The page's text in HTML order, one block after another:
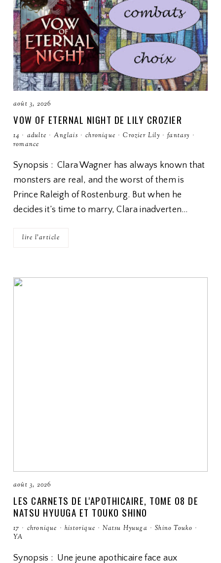
août 3, 2026
VOW OF ETERNAL NIGHT DE LILY CROZIER
14 · adulte · Anglais · chronique · Crozier Lily · fantasy ·
romance
Synopsis : Clara Wagner has always known that
monsters are real, and the worst of them is
Prince Raleigh of Rostenburg. But when he
decides it’s time to marry, Clara inadverten…
lire l'article
août 3, 2026
LES CARNETS DE L'APOTHICAIRE, TOME 08 DE
NATSU HYUUGA ET TOUKO SHINO
17 · chronique · historique · Natsu Hyuuga · Shino Touko ·
YA
Synopsis : Une jeune apothicaire face aux